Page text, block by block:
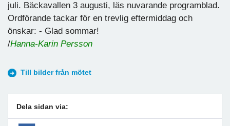
juli. Bäckavallen 3 augusti, läs nuvarande programblad.
Ordförande tackar för en trevlig eftermiddag och
önskar: - Glad sommar!
/Hanna-Karin Persson
Till bilder från mötet
Dela sidan via: